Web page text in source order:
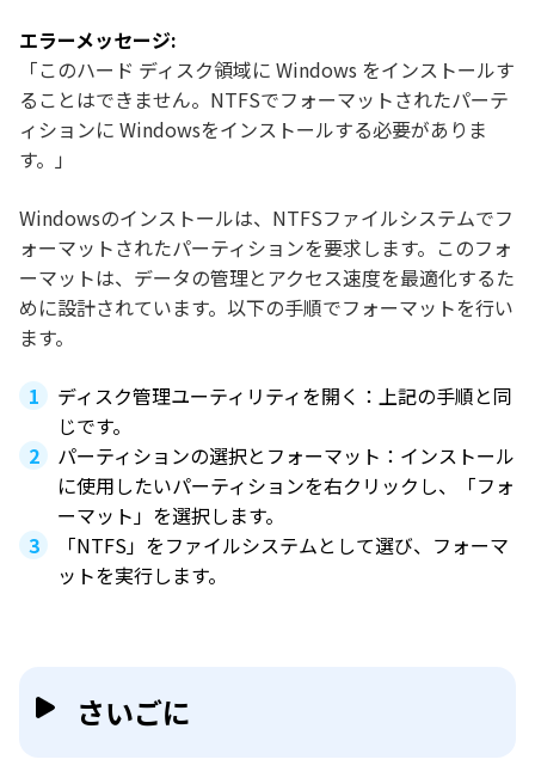
エラーメッセージ:
「このハード ディスク領域に Windows をインストールす
ることはできません。NTFSでフォーマットされたパーテ
ィションに Windowsをインストールする必要がありま
す。」
Windowsのインストールは、NTFSファイルシステムでフ
ォーマットされたパーティションを要求します。このフォ
ーマットは、データの管理とアクセス速度を最適化するた
めに設計されています。以下の手順でフォーマットを行い
ます。
ディスク管理ユーティリティを開く：上記の手順と同
じです。
パーティションの選択とフォーマット：インストール
に使用したいパーティションを右クリックし、「フォ
ーマット」を選択します。
「NTFS」をファイルシステムとして選び、フォーマ
ットを実行します。
さいごに